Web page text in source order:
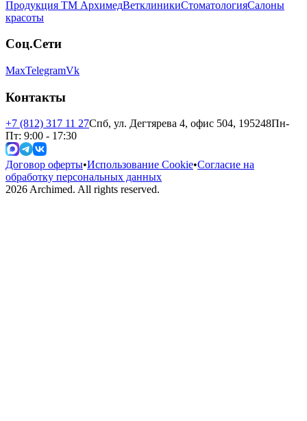
Продукция ТМ АрхимедВетклиникиСтоматологияСалоны
красоты
Соц.Сети
MaxTelegramVk
Контакты
+7 (812) 317 11 27Спб, ул. Дегтярева 4, офис 504, 195248Пн-
Пт: 9:00 - 17:30
Договор оферты•Использование Cookie•Согласие на
обработку персональных данных
2026Archimed. All rights reserved.